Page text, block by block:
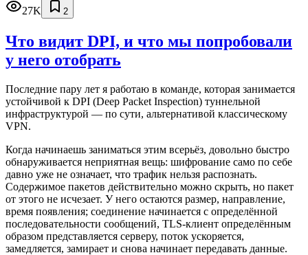
27K
2
Что видит DPI, и что мы попробовали
у него отобрать
Последние пару лет я работаю в команде, которая занимается
устойчивой к DPI (Deep Packet Inspection) туннельной
инфраструктурой — по сути, альтернативой классическому
VPN.
Когда начинаешь заниматься этим всерьёз, довольно быстро
обнаруживается неприятная вещь: шифрование само по себе
давно уже не означает, что трафик нельзя распознать.
Содержимое пакетов действительно можно скрыть, но пакет
от этого не исчезает. У него остаются размер, направление,
время появления; соединение начинается с определённой
последовательности сообщений, TLS-клиент определённым
образом представляется серверу, поток ускоряется,
замедляется, замирает и снова начинает передавать данные.